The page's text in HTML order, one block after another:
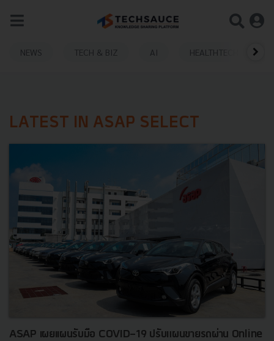
NEWS TECH & BIZ AI HEALTHTECH
LATEST IN ASAP SELECT
ASAP เผยเเผนรับมือ COVID-19 ปรับแผนขายรถผ่าน Online